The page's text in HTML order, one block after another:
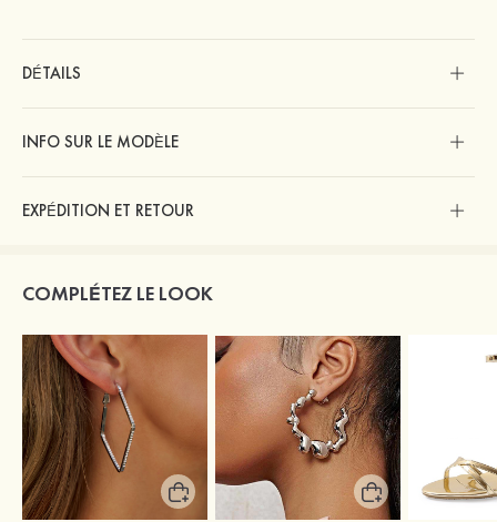
DÉTAILS
INFO SUR LE MODÈLE
EXPÉDITION ET RETOUR
COMPLÉTEZ LE LOOK